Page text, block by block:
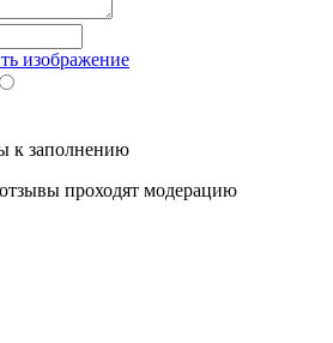
к заполнению
проходят модерацию